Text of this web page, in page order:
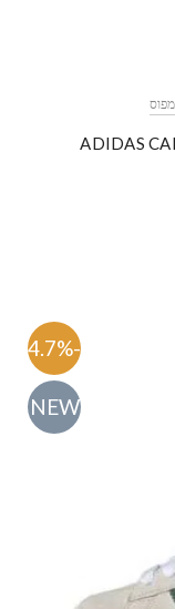
-54.7%
NEW